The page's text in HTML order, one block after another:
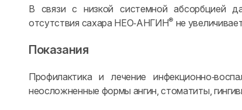
В связи с низкой системной абсорбцией
отсутствия сахара НЕО‑АНГИН® не
Показания
Профилактика и лечение
неосложненные формы ангин, стоматиты,